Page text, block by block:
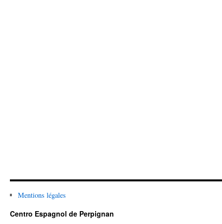
Mentions légales
Centro Espagnol de Perpignan